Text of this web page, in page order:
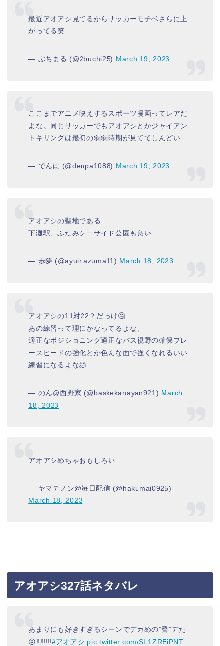
最近アオアシ見てるからサッカーモチベさらに上
がってる笑
— ぶちまる (@2buchi25) March 19, 2023
ここまでアニメ映えするスポーツ漫画ってレアだ
よな。同じサッカーでもアオアシとかジャイアン
トキリングは最初の弱弱時期が見ててしんどい
— でんぱ (@denpa1088) March 19, 2023
アオアシの聖地である
下灘駅、ふたみシーサイド公園も良い
— 歩夢 (@ayuinazuma11) March 18, 2023
アオアシの11対22？だっけ🤔
あの練習って理にかなってるよな。
適正なポジショニング適正なパス視野の確保プレ
ースピードの強化とか色んな面で強くなれるいい
練習になるよな🫠
— のん@西野家 (@baskekanayan921) March
18, 2023
アオアシめちゃおもしろい
— ヤマテノン@毎日配信 (@hakumai0925)
March 18, 2023
アオアシ327話ネタバレ
あまりにも好きすぎるシーンでデカめの”聲”デた
😠‼️‼️‼️‼️#アオアシ pic.twitter.com/SL1ZREiPNT